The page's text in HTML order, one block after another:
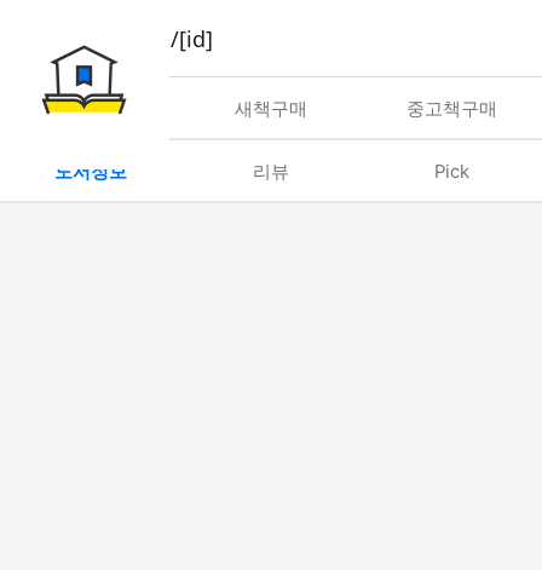
book/rent/[id]
대여 새책구매 중고책구매
도서정보 리뷰 Pick